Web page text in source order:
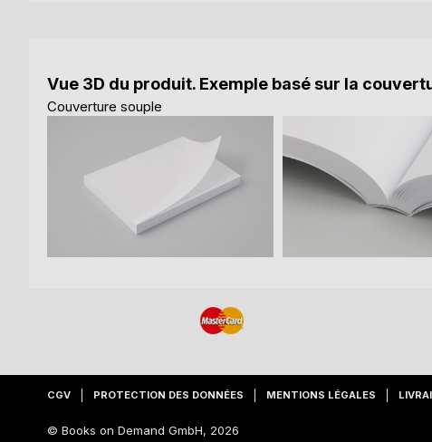
Vue 3D du produit. Exemple basé sur la
Couverture souple
CGV PROTECTION DES DONNÉES MENTIONS LÉGALES
© Books on Demand GmbH, 2026